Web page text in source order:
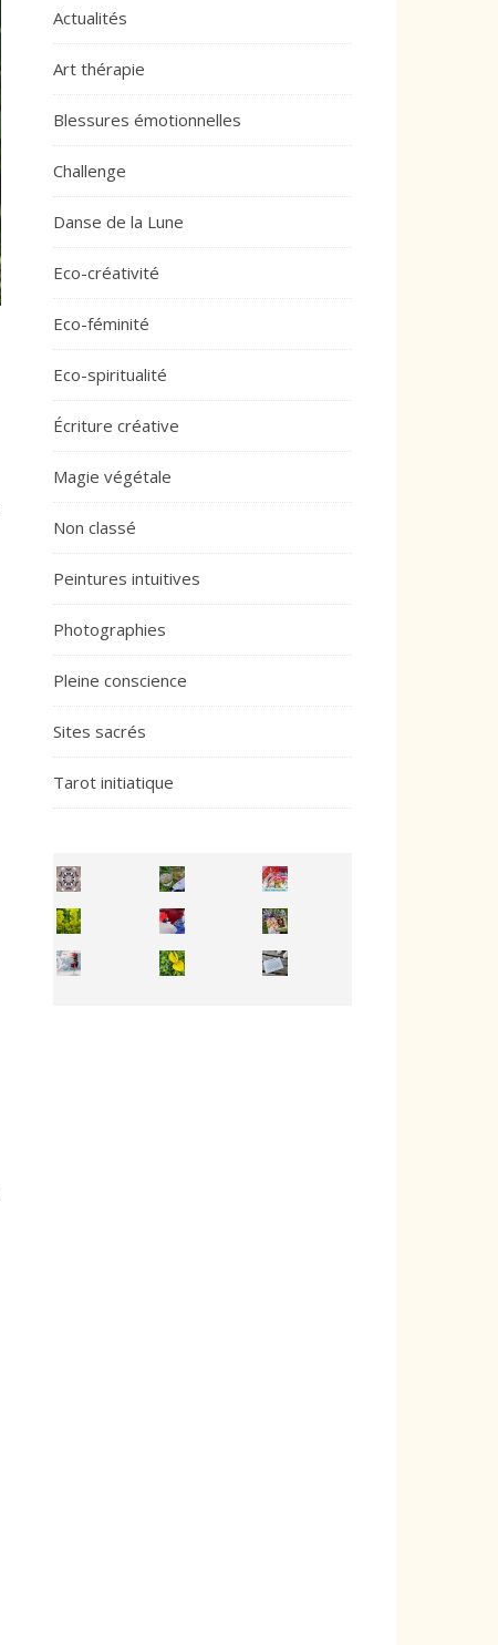
Actualités
Art thérapie
Blessures émotionnelles
Challenge
Danse de la Lune
Eco-créativité
Eco-féminité
Eco-spiritualité
Écriture créative
Magie végétale
Non classé
Peintures intuitives
Photographies
Pleine conscience
Sites sacrés
Tarot initiatique
Inhabit your body and understand its
You're
50/50 OR 100/100 ? The day after Ascension, w